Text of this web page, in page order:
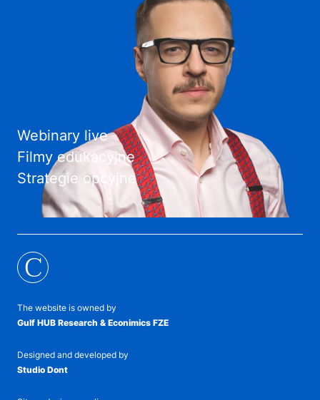
Webinary live
Filmy edukacyjne
Strategie opcyjne
C
The website is owned by
Gulf HUB Research & Econimics FZE
Designed and developed by
Studio Dont